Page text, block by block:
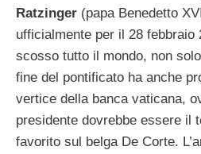
Ratzinger (papa Benedetto
ufficialmente per il 28 febbraio
scosso tutto il mondo, non
fine del pontificato ha anche
vertice della banca vaticana,
presidente dovrebbe essere il
favorito sul belga De Corte.